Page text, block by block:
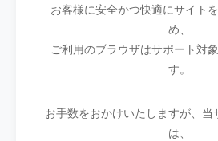
お客様に安全かつ快適にサイト
め、
ご利用のブラウザはサポート対
す。
お手数をおかけいたしますが、当
は、